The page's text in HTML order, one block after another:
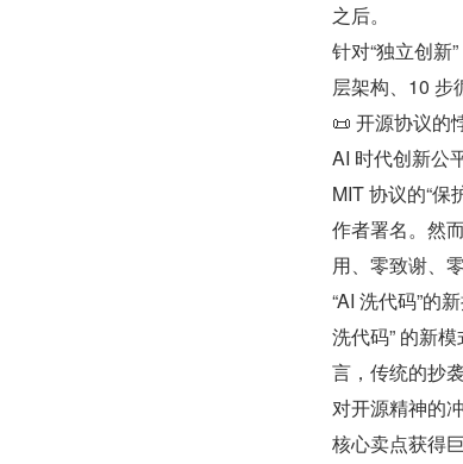
之后。
针对“独立创新
层架构、10 步
📜 开源协议的
AI 时代创新公
MIT 协议的“
作者署名。然
用、零致谢、
“AI 洗代码”的
洗代码” 的新
言，传统的抄
对开源精神的
核心卖点获得